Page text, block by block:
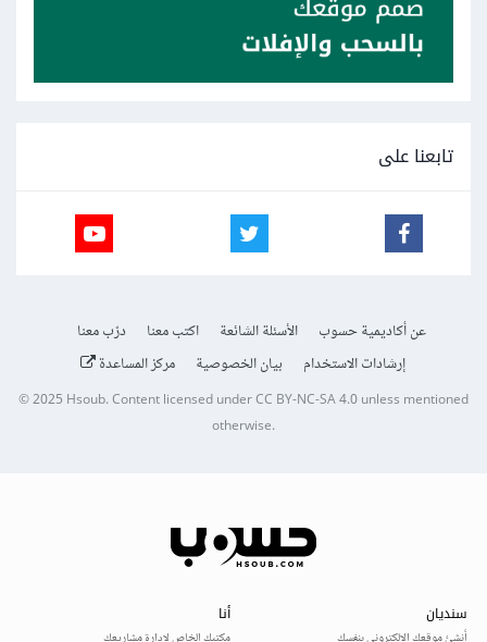
تابعنا على
عن أكاديمية حسوب الأسئلة الشائعة اكتب معنا
درّب معنا
إرشادات الاستخدام
بيان الخصوصية مركز المساعدة
© 2025Hsoub.Content licensed underCC BY-NC-SA 4.0unless mentioned
otherwise.